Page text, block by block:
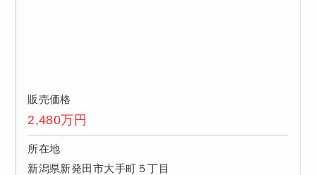
販売価格
2,480万円
所在地
新潟県新発田市大手町５丁目